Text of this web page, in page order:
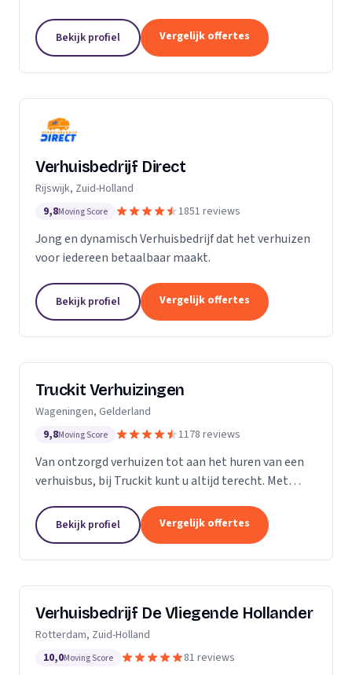
opslag van inboedel, de- en montageservice,...
Bekijk profiel Vergelijk offertes
Verhuisbedrijf Direct
Rijswijk, Zuid-Holland
9,8Moving Score 1851 reviews
Jong en dynamisch Verhuisbedrijf dat het verhuizen
voor iedereen betaalbaar maakt.
Bekijk profiel Vergelijk offertes
Truckit Verhuizingen
Wageningen, Gelderland
9,8Moving Score 1178 reviews
Van ontzorgd verhuizen tot aan het huren van een
verhuisbus, bij Truckit kunt u altijd terecht. Met
klanten geholpen door heel Nederland.
Bekijk profiel Vergelijk offertes
Verhuisbedrijf De Vliegende Hollander
Rotterdam, Zuid-Holland
10,0Moving Score 81 reviews